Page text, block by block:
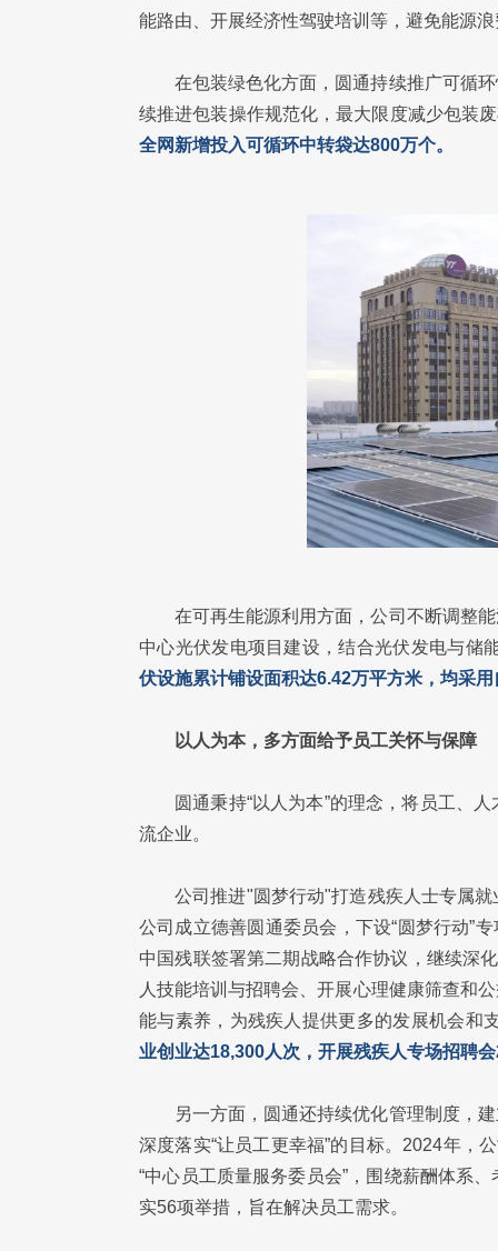
能路由、开展经济性驾驶培训等，避免能源
在包装绿色化方面，圆通持续推广可循
续推进包装操作规范化，最大限度减少包装
全网新增投入可循环中转袋达800万个。
在可再生能源利用方面，公司不断调整
中心光伏发电项目建设，结合光伏发电与储
伏设施累计铺设面积达6.42万平方米，均采
以人为本，多方面给予员工关怀与保障
圆通秉持“以人为本”的理念，将员工、
流企业。
公司推进"圆梦行动"打造残疾人士专属
公司成立德善圆通委员会，下设“圆梦行动”
中国残联签署第二期战略合作协议，继续深
人技能培训与招聘会、开展心理健康筛查和
能与素养，为残疾人提供更多的发展机会和
业创业达18,300人次，开展残疾人专场招聘
另一方面，圆通还持续优化管理制度，
深度落实“让员工更幸福”的目标。2024年，
“中心员工质量服务委员会”，围绕薪酬体系
实56项举措，旨在解决员工需求。